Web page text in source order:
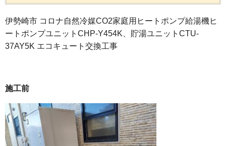
伊勢崎市 コロナ自然冷媒CO2家庭用ヒートポンプ給湯機ヒ
ートポンプユニットCHP-Y454K、貯湯ユニットCTU-
37AY5K エコキュート交換工事
施工前